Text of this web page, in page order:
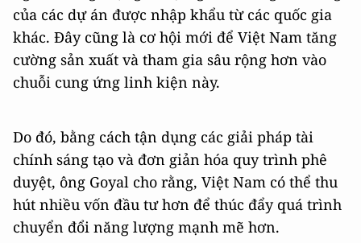
của các dự án được nhập khẩu từ các quốc gia
khác. Đây cũng là cơ hội mới để Việt Nam tăng
cường sản xuất và tham gia sâu rộng hơn vào
chuỗi cung ứng linh kiện này.
Do đó, bằng cách tận dụng các giải pháp tài
chính sáng tạo và đơn giản hóa quy trình phê
duyệt, ông Goyal cho rằng, Việt Nam có thể thu
hút nhiều vốn đầu tư hơn để thúc đẩy quá trình
chuyển đổi năng lượng mạnh mẽ hơn.